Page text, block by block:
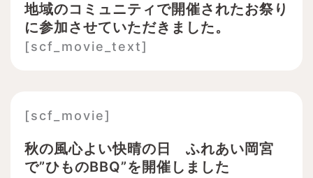
地域のコミュニティで開催されたお祭り
に参加させていただきました。
[scf_movie_text]
[scf_movie]
秋の風心よい快晴の日 ふれあい岡宮
で”ひものBBQ”を開催しました